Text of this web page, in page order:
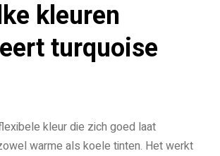
kleuren
turquoise
kleur die zich goed laat
warme als koele tinten. Het werkt